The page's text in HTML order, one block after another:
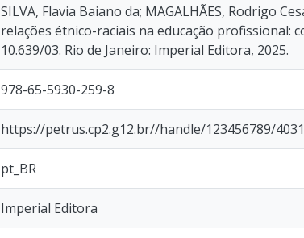
SILVA, Flavia Baiano da; MAGALHÃES, Rodrigo
relações étnico-raciais na educação profissional:
10.639/03. Rio de Janeiro: Imperial Editora, 2025.
978-65-5930-259-8
https://petrus.cp2.g12.br//handle/123456789/4031
pt_BR
Imperial Editora